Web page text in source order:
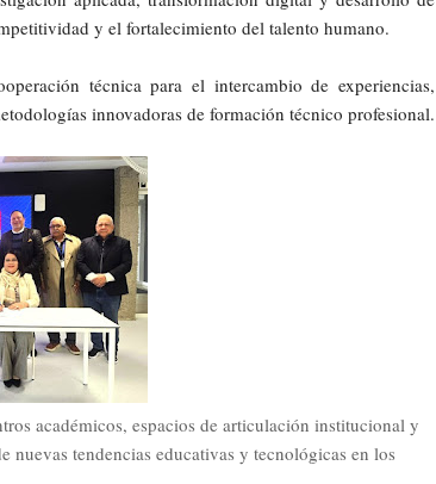
y el fortalecimiento del talento humano.
técnica para el intercambio de experiencias,
innovadoras de formación técnico profesional.
académicos, espacios de articulación institucional y
tendencias educativas y tecnológicas en los